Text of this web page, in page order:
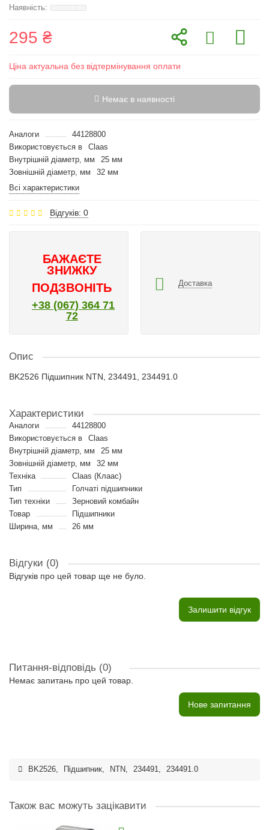
295 ₴
Ціна актуальна без відтермінування оплати
Немає в наявності
Аналоги
44128800
Використовується в
Claas
Внутрішній діаметр, мм
25 мм
Зовнішній діаметр, мм
32 мм
Всі характеристики
Відгуків: 0
БАЖАЄТЕ
ЗНИЖКУ
ПОДЗВОНІТЬ
+38 (067) 364 71
72
Доставка
Опис
BK2526 Підшипник NTN, 234491, 234491.0
Характеристики
Аналоги
44128800
Використовується в
Claas
Внутрішній діаметр, мм
25 мм
Зовнішній діаметр, мм
32 мм
Техніка
Claas (Клаас)
Тип
Голчаті підшипники
Тип техніки
Зерновий комбайн
Товар
Підшипники
Ширина, мм
26 мм
Відгуки (0)
Відгуків про цей товар ще не було.
Залишити відгук
Питання-відповідь (0)
Немає запитань про цей товар.
Нове запитання
BK2526, Підшипник, NTN, 234491, 234491.0
Також вас можуть зацікавити